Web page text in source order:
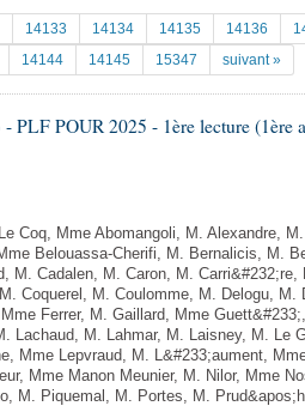
des lois
des lois
de l'Assemblée ... )
14133 14134 14135 14136
14144 14145 15347 suivant »
PLF POUR 2025 - 1ère lecture (1ère
Coq, Mme Abomangoli, M. Alexandre,
Belouassa-Cherifi, M. Bernalicis, M.
M. Cadalen, M. Caron, M.
Coquerel, M. Coulomme, M. Delogu, M.
Ferrer, M. Gaillard, Mme
Lachaud, M. Lahmar, M. Laisney, M. Le
Mme Lepvraud, M. L&#233;aument,
Mme Manon Meunier, M. Nilor, Mme
M. Piquemal, M. Portes, M.